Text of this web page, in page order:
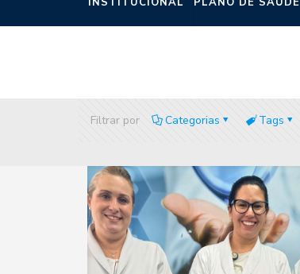
Filtrar por Categorias Tags